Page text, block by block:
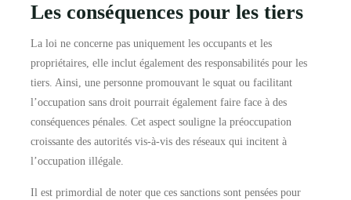
Les conséquences pour les tiers
La loi ne concerne pas uniquement les occupants et les
propriétaires, elle inclut également des responsabilités pour les
tiers. Ainsi, une personne promouvant le squat ou facilitant
l’occupation sans droit pourrait également faire face à des
conséquences pénales. Cet aspect souligne la préoccupation
croissante des autorités vis-à-vis des réseaux qui incitent à
l’occupation illégale.
Il est primordial de noter que ces sanctions sont pensées pour